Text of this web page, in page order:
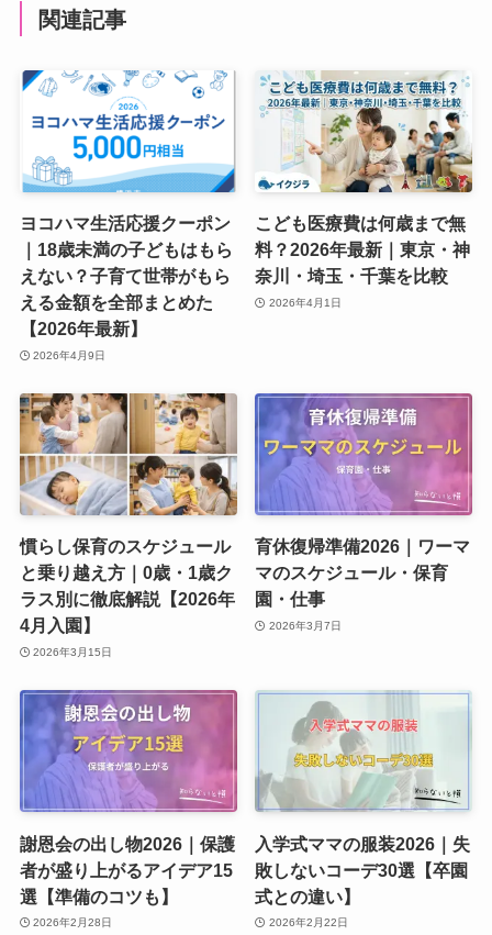
関連記事
ヨコハマ生活応援クーポン
｜18歳未満の子どもはもら
えない？子育て世帯がもら
える金額を全部まとめた
【2026年最新】
2026年4月9日
こども医療費は何歳まで無
料？2026年最新｜東京・神
奈川・埼玉・千葉を比較
2026年4月1日
慣らし保育のスケジュール
と乗り越え方｜0歳・1歳ク
ラス別に徹底解説【2026年
4月入園】
2026年3月15日
育休復帰準備2026｜ワーマ
マのスケジュール・保育
園・仕事
2026年3月7日
謝恩会の出し物2026｜保護
者が盛り上がるアイデア15
選【準備のコツも】
2026年2月28日
入学式ママの服装2026｜失
敗しないコーデ30選【卒園
式との違い】
2026年2月22日